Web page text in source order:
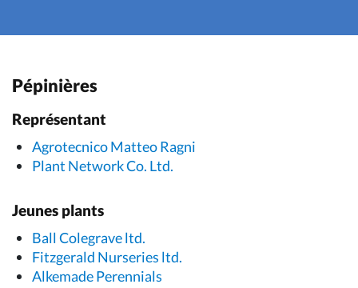
Pépinières
Représentant
Agrotecnico Matteo Ragni
Plant Network Co. Ltd.
Jeunes plants
Ball Colegrave ltd.
Fitzgerald Nurseries ltd.
Alkemade Perennials